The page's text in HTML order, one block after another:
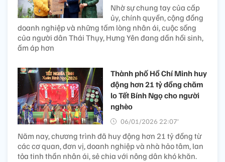
Nhờ sự chung tay của cấp
ủy, chính quyền, cộng đồng
doanh nghiệp và những tấm lòng nhân ái, cuộc sống
của người dân Thái Thụy, Hưng Yên đang dần hồi sinh,
ấm áp hơn
Thành phố Hồ Chí Minh huy
động hơn 21 tỷ đồng chăm
lo Tết Bính Ngọ cho người
nghèo
06/01/2026 22:07’
Năm nay, chương trình đã huy động hơn 21 tỷ đồng từ
các cơ quan, đơn vị, doanh nghiệp và nhà hảo tâm, lan
tỏa tinh thần nhân ái, sẻ chia với nông dân khó khăn.